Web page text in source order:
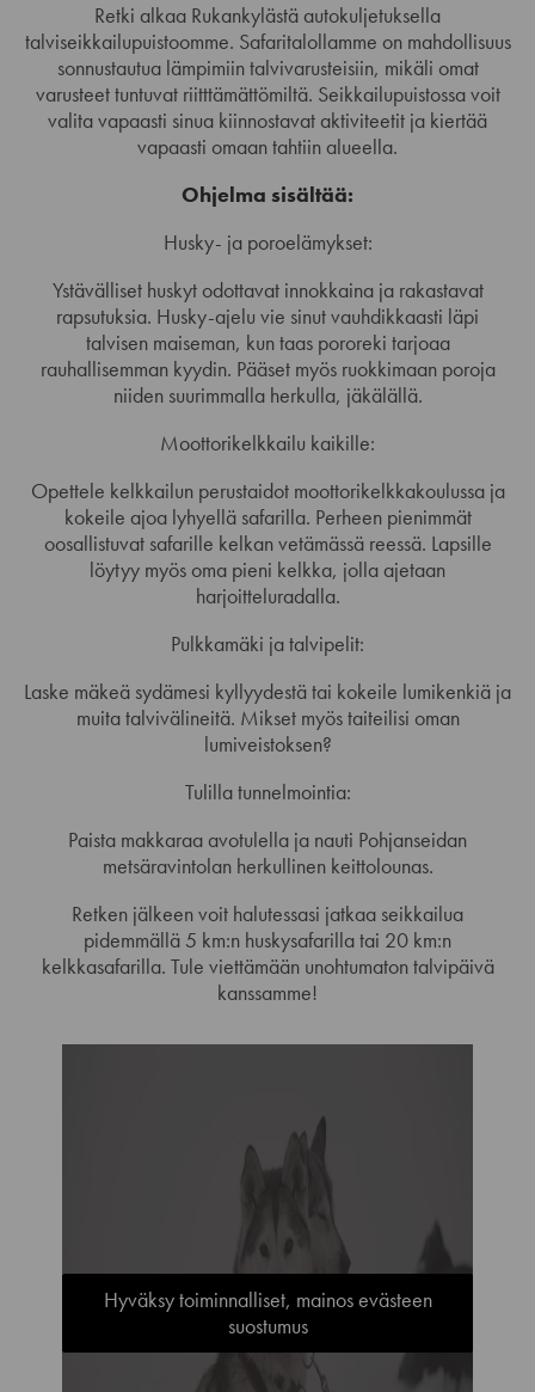
Retki alkaa Rukankylästä autokuljetuksella
talviseikkailupuistoomme. Safaritalollamme on mahdollisuus
sonnustautua lämpimiin talvivarusteisiin, mikäli omat
varusteet tuntuvat riitttämättömiltä. Seikkailupuistossa voit
valita vapaasti sinua kiinnostavat aktiviteetit ja kiertää
vapaasti omaan tahtiin alueella.
Ohjelma sisältää:
Husky- ja poroelämykset:
Ystävälliset huskyt odottavat innokkaina ja rakastavat
rapsutuksia. Husky-ajelu vie sinut vauhdikkaasti läpi
talvisen maiseman, kun taas pororeki tarjoaa
rauhallisemman kyydin. Pääset myös ruokkimaan poroja
niiden suurimmalla herkulla, jäkälällä.
Moottorikelkkailu kaikille:
Opettele kelkkailun perustaidot moottorikelkkakoulussa ja
kokeile ajoa lyhyellä safarilla. Perheen pienimmät
oosallistuvat safarille kelkan vetämässä reessä. Lapsille
löytyy myös oma pieni kelkka, jolla ajetaan
harjoitteluradalla.
Pulkkamäki ja talvipelit:
Laske mäkeä sydämesi kyllyydestä tai kokeile lumikenkiä ja
muita talvivälineitä. Mikset myös taiteilisi oman
lumiveistoksen?
Tulilla tunnelmointia:
Paista makkaraa avotulella ja nauti Pohjanseidan
metsäravintolan herkullinen keittolounas.
Retken jälkeen voit halutessasi jatkaa seikkailua
pidemmällä 5 km:n huskysafarilla tai 20 km:n
kelkkasafarilla. Tule viettämään unohtumaton talvipäivä
kanssamme!
Hyväksy toiminnalliset, mainos evästeen
suostumus